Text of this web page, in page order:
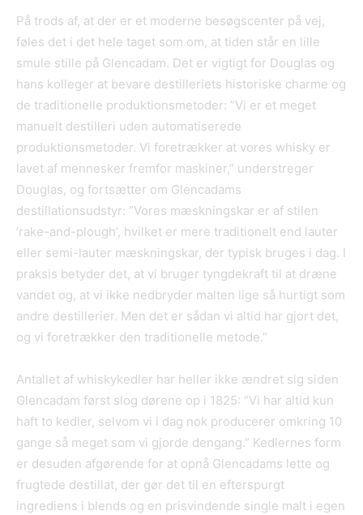
På trods af, at der er et moderne besøgscenter på vej,
føles det i det hele taget som om, at tiden står en lille
smule stille på Glencadam. Det er vigtigt for Douglas og
hans kolleger at bevare destilleriets historiske charme og
de traditionelle produktionsmetoder: ”Vi er et meget
manuelt destilleri uden automatiserede
produktionsmetoder. Vi foretrækker at vores whisky er
lavet af mennesker fremfor maskiner,” understreger
Douglas, og fortsætter om Glencadams
destillationsudstyr: ”Vores mæskningskar er af stilen
’rake-and-plough’, hvilket er mere traditionelt end lauter
eller semi-lauter mæskningskar, der typisk bruges i dag. I
praksis betyder det, at vi bruger tyngdekraft til at dræne
vandet og, at vi ikke nedbryder malten lige så hurtigt som
andre destillerier. Men det er sådan vi altid har gjort det,
og vi foretrækker den traditionelle metode.”
Antallet af whiskykedler har heller ikke ændret sig siden
Glencadam først slog dørene op i 1825: ”Vi har altid kun
haft to kedler, selvom vi i dag nok producerer omkring 10
gange så meget som vi gjorde dengang.” Kedlernes form
er desuden afgørende for at opnå Glencadams lette og
frugtede destillat, der gør det til en efterspurgt
ingrediens i blends og en prisvindende single malt i egen